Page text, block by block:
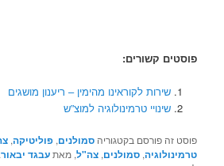
פוסטים קשורים:
שירות לקוראינו מהימין – ריענון מושגים
שינויי טרמינולוגיה למוצ”ש
פוסט זה פורסם בקטגוריהסמולנים,פוליטיקה,
טרמינולוגיה,סמולנים,צה"ל, מאתעבגד יבאור